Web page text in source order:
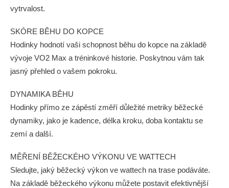
vytrvalost.
SKÓRE BĚHU DO KOPCE
Hodinky hodnotí vaši schopnost běhu do kopce na základě
vývoje VO2 Max a tréninkové historie. Poskytnou vám tak
jasný přehled o vašem pokroku.
DYNAMIKA BĚHU
Hodinky přímo ze zápěstí změří důležité metriky běžecké
dynamiky, jako je kadence, délka kroku, doba kontaktu se
zemí a další.
MĚŘENÍ BĚŽECKÉHO VÝKONU VE WATTECH
Sledujte, jaký běžecký výkon ve wattech na trase podáváte.
Na základě běžeckého výkonu můžete postavit efektivnější